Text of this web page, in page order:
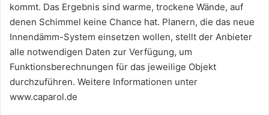
kommt. Das Ergebnis sind warme, trockene Wände, auf
denen Schimmel keine Chance hat. Planern, die das neue
Innendämm-System einsetzen wollen, stellt der Anbieter
alle notwendigen Daten zur Verfügung, um
Funktionsberechnungen für das jeweilige Objekt
durchzuführen. Weitere Informationen unter
www.caparol.de